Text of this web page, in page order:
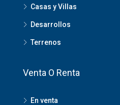
Casas y Villas
Desarrollos
Terrenos
Venta O Renta
En venta